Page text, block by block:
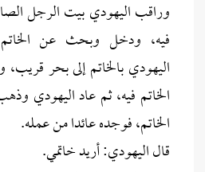
وراقب اليهودي بيت الرجل
فيه، ودخل وبحث عن
اليهودي بالخاتم إلى بحر
الخاتم فيه، ثم عاد اليهودي
الخاتم، فوجده عائدا من عمله.
قال اليهودي: أريد خاتمي.